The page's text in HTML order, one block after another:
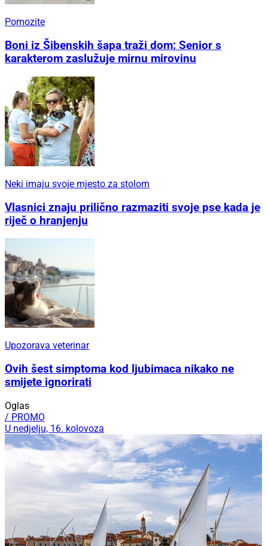
Pomozite
Boni iz Šibenskih šapa traži dom: Senior s
karakterom zaslužuje mirnu mirovinu
Neki imaju svoje mjesto za stolom
Vlasnici znaju prilično razmaziti svoje pse kada je
riječ o hranjenju
Upozorava veterinar
Ovih šest simptoma kod ljubimaca nikako ne
smijete ignorirati
Oglas
/ PROMO
U nedjelju, 16. kolovoza